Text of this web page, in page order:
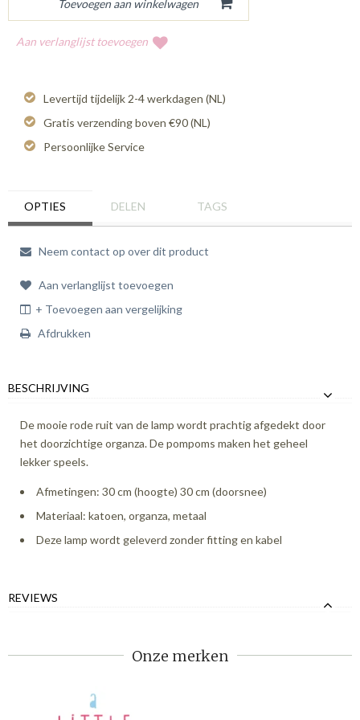
Aan verlanglijst toevoegen
Levertijd tijdelijk 2-4 werkdagen (NL)
Gratis verzending boven €90 (NL)
Persoonlijke Service
OPTIES DELEN TAGS
Neem contact op over dit product
Aan verlanglijst toevoegen
+ Toevoegen aan vergelijking
Afdrukken
BESCHRIJVING
De mooie rode ruit van de lamp wordt prachtig afgedekt door
het doorzichtige organza. De pompoms maken het geheel
lekker speels.
Afmetingen: 30 cm (hoogte) 30 cm (doorsnee)
Materiaal: katoen, organza, metaal
Deze lamp wordt geleverd zonder fitting en kabel
REVIEWS
Onze merken